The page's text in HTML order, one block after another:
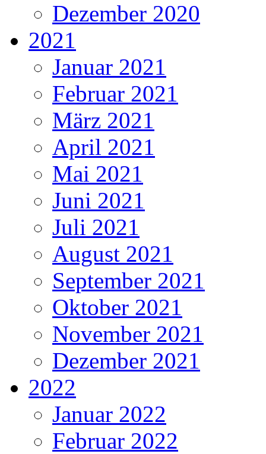
Dezember 2020
2021
Januar 2021
Februar 2021
März 2021
April 2021
Mai 2021
Juni 2021
Juli 2021
August 2021
September 2021
Oktober 2021
November 2021
Dezember 2021
2022
Januar 2022
Februar 2022